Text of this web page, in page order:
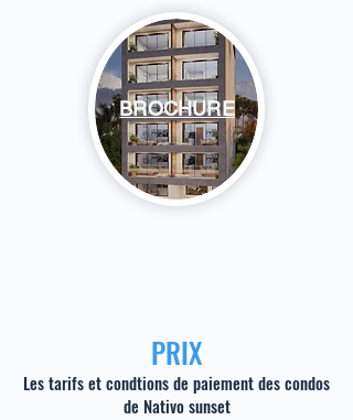
BROCHURE
PRIX
Les tarifs et condtions de paiement des condos
de Nativo sunset